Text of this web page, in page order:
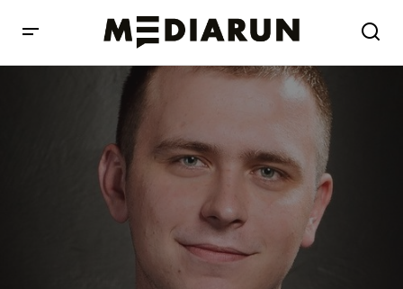
Krzysztof Stec awansował w Novem Group